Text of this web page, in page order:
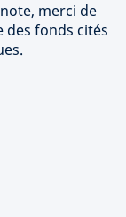
merci de
des fonds cités